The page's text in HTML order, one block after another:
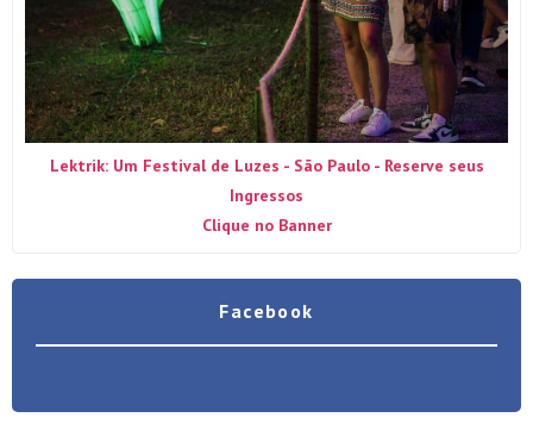
Lektrik: Um Festival de Luzes - São Paulo - Reserve seus
Ingressos
Clique no Banner
Facebook